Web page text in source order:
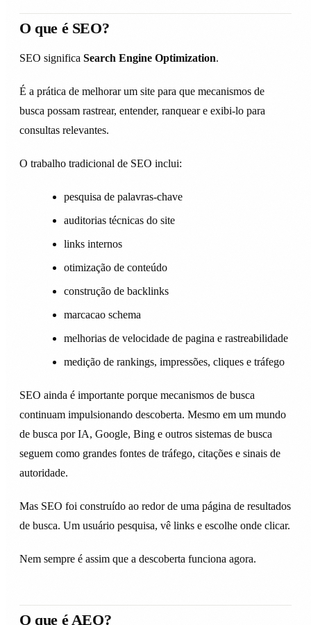
O que é SEO?
SEO significa Search Engine Optimization.
É a prática de melhorar um site para que mecanismos de
busca possam rastrear, entender, ranquear e exibi-lo para
consultas relevantes.
O trabalho tradicional de SEO inclui:
pesquisa de palavras-chave
auditorias técnicas do site
links internos
otimização de conteúdo
construção de backlinks
marcacao schema
melhorias de velocidade de pagina e rastreabilidade
medição de rankings, impressões, cliques e tráfego
SEO ainda é importante porque mecanismos de busca
continuam impulsionando descoberta. Mesmo em um mundo
de busca por IA, Google, Bing e outros sistemas de busca
seguem como grandes fontes de tráfego, citações e sinais de
autoridade.
Mas SEO foi construído ao redor de uma página de resultados
de busca. Um usuário pesquisa, vê links e escolhe onde clicar.
Nem sempre é assim que a descoberta funciona agora.
O que é AEO?